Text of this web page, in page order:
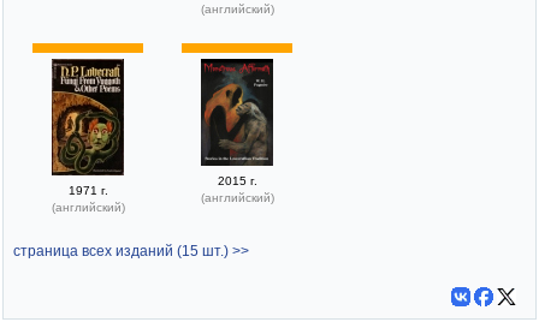
(английский)
1971 г.
(английский)
2015 г.
(английский)
страница всех изданий (15 шт.) >>